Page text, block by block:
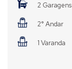
2 Garagens
2° Andar
1 Varanda